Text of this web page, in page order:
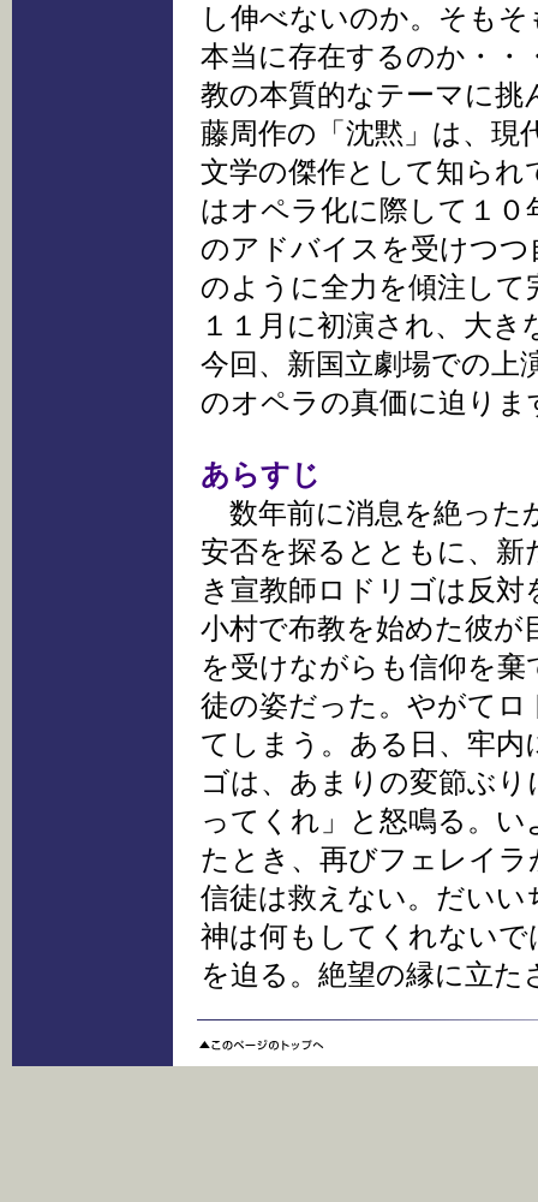
し伸べないのか。そもそ
本当に存在するのか・・
教の本質的なテーマに挑
藤周作の「沈黙」は、現
文学の傑作として知られ
はオペラ化に際して１０
のアドバイスを受けつ
のように全力を傾注して
１１月に初演され、大
今回、新国立劇場での上
のオペラの真価に迫りま
あらすじ
数年前に消息を絶った
安否を探るとともに、
き宣教師ロドリゴは反
小村で布教を始めた彼が
を受けながらも信仰を
徒の姿だった。やがて
てしまう。ある日、牢
ゴは、あまりの変節ぶ
ってくれ」と怒鳴る。
たとき、再びフェレイ
信徒は救えない。だい
神は何もしてくれない
を迫る。絶望の縁に立